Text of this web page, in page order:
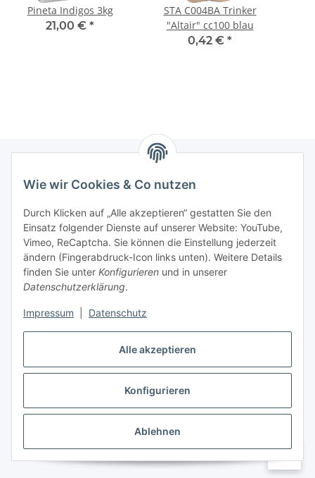
Alle akzeptieren
Konfigurieren
Ablehnen
Wie wir Cookies & Co nutzen
Durch Klicken auf „Alle akzeptieren“ gestatten Sie den
Einsatz folgender Dienste auf unserer Website: YouTube,
Vimeo, ReCaptcha. Sie können die Einstellung jederzeit
ändern (Fingerabdruck-Icon links unten). Weitere Details
finden Sie unter Konfigurieren und in unserer
Datenschutzerklärung.
Impressum Datenschutz
Pineta Indigos 3kg
21,00 € *
STA C004BA Trinker
"Altair" cc100 blau
0,42 € *
Informationen
Gesetzliche Informationen
Mein Konto
masterframe GmbH
Vertrag widerrufen
* Alle Preise inkl. gesetzlicher USt., zzgl.Versand